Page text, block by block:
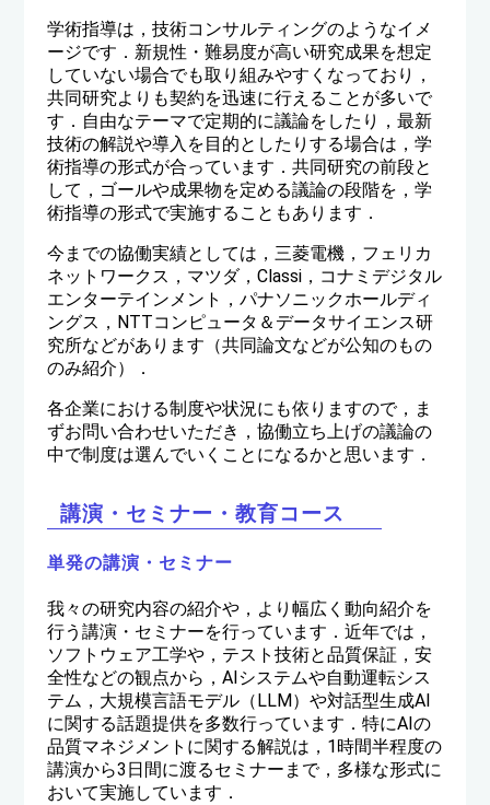
学術指導は，技術コンサルティングのようなイメ
ージです．新規性・難易度が高い研究成果を想定
していない場合でも取り組みやすくなっており，
共同研究よりも契約を迅速に行えることが多いで
す．自由なテーマで定期的に議論をしたり，最新
技術の解説や導入を目的としたりする場合は，学
術指導の形式が合っています．共同研究の前段と
して，ゴールや成果物を定める議論の段階を，学
術指導の形式で実施することもあります．
今までの協働実績としては，三菱電機，フェリカ
ネットワークス，マツダ，Classi，コナミデジタル
エンターテインメント，パナソニックホールディ
ングス，NTTコンピュータ＆データサイエンス研
究所などがあります（共同論文などが公知のもの
のみ紹介）．
各企業における制度や状況にも依りますので，ま
ずお問い合わせいただき，協働立ち上げの議論の
中で制度は選んでいくことになるかと思います．
講演・セミナー・教育コース
単発の講演・セミナー
我々の研究内容の紹介や，より幅広く動向紹介を
行う講演・セミナーを行っています．近年では，
ソフトウェア工学や，テスト技術と品質保証，安
全性などの観点から，AIシステムや自動運転シス
テム，大規模言語モデル（LLM）や対話型生成AI
に関する話題提供を多数行っています．特にAIの
品質マネジメントに関する解説は，1時間半程度の
講演から3日間に渡るセミナーまで，多様な形式に
おいて実施しています．